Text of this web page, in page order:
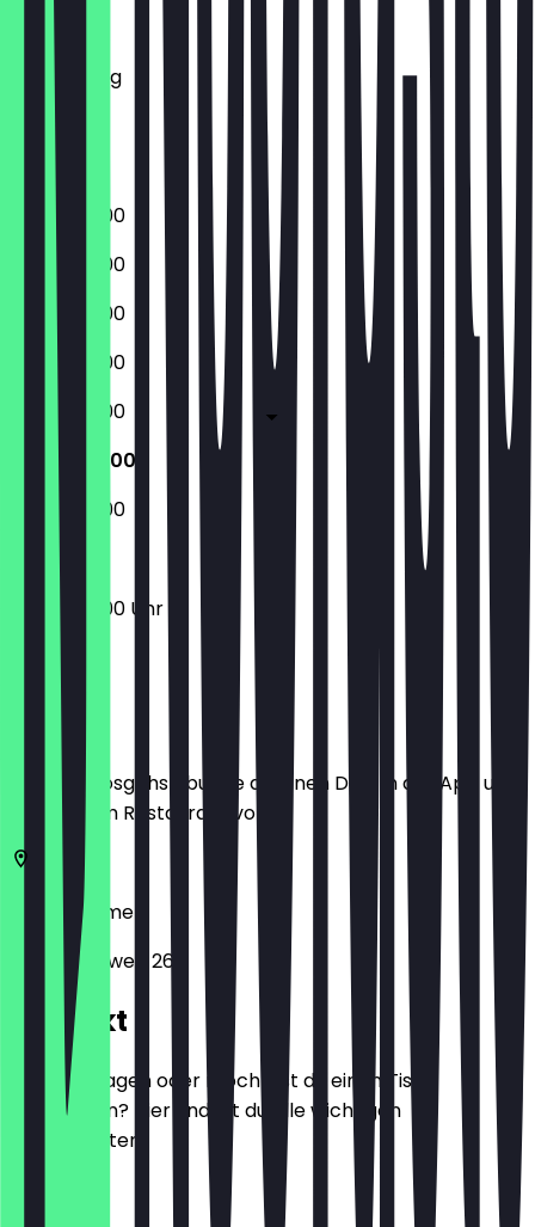
Dienstag
Mittwoch
Donnerstag
Samstag
Sonntag
06:30 - 18:00
06:30 - 18:00
06:30 - 18:00
06:30 - 18:00
06:30 - 18:00
07:00 - 13:00
08:00 - 12:00
07:00 - 13:00 Uhr
Bevor du losgehst, buche dir einen Deal in der App und
zeige ihn im Restaurant vor.
28359
Bremen
Vorkampsweg 260
Kontakt
Hast du Fragen oder möchtest du einen Tisch
reservieren? Hier findest du alle wichtigen
Kontaktdaten.